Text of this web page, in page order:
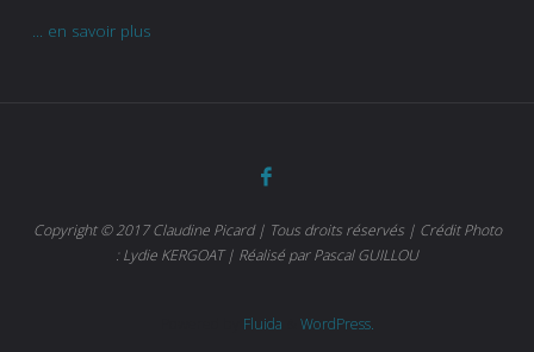
d’autant que le diabète
... en savoir plus
Copyright © 2017 Claudine Picard | Tous droits réservés | Crédit Photo
: Lydie KERGOAT | Réalisé par Pascal GUILLOU
Fluida WordPress.